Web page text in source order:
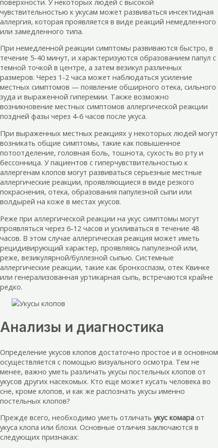
чувствительностью к укусам может развиваться инсектидная
аллергия, которая проявляется в виде реакций немедленного
или замедленного типа.
При немедленной реакции симптомы развиваются быстро, в
течение 5-40 минут, и характеризуются образованием папул с
темной точкой в центре, а затем везикул различных
размеров. Через 1-2 часа может наблюдаться усиление
местных симптомов — появление обширного отека, сильного
зуда и выраженной гиперемии. Также возможно
возникновение местных симптомов аллергической реакции
поздней фазы через 4-6 часов после укуса.
При выраженных местных реакциях у некоторых людей могут
возникать общие симптомы, такие как повышенное
потоотделение, головная боль, тошнота, сухость во рту и
бессонница. У пациентов с гиперчувствительностью к
аллергенам клопов могут развиваться серьезные местные
аллергические реакции, проявляющиеся в виде резкого
покраснения, отека, образования папулезной сыпи или
волдырей на коже в местах укусов.
Реже при аллергической реакции на укус симптомы могут
проявляться через 6-12 часов и усиливаться в течение 48
часов. В этом случае аллергическая реакция может иметь
рецидивирующий характер, проявляясь папулезной или,
реже, везикулярной/буллезной сыпью. Системные
аллергические реакции, такие как бронхоспазм, отек Квинке
или генерализованная уртикарная сыпь, встречаются крайне
редко.
Анализы и диагностика
Определение укусов клопов достаточно простое и в основном
осуществляется с помощью визуального осмотра. Тем не
менее, важно уметь различать укусы постельных клопов от
укусов других насекомых. Кто еще может кусать человека во
сне, кроме клопов, и как же распознать укусы именно
постельных клопов?
Прежде всего, необходимо уметь отличать укус комара от
укуса клопа или блохи. Основные отличия заключаются в
следующих признаках: